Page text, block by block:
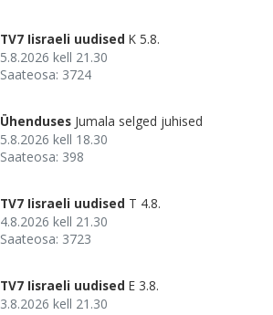
TV7 Iisraeli uudised K 5.8.
5.8.2026 kell 21.30
Saateosa: 3724
Ühenduses Jumala selged juhised
5.8.2026 kell 18.30
Saateosa: 398
TV7 Iisraeli uudised T 4.8.
4.8.2026 kell 21.30
Saateosa: 3723
TV7 Iisraeli uudised E 3.8.
3.8.2026 kell 21.30